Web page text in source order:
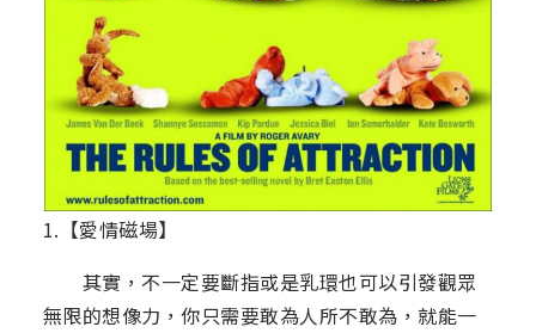
1.【愛情磁場】
其實，不一定要斷指或是乳環也可以引發觀眾
無限的想像力，你只需要敢為人所不敢為，就能一